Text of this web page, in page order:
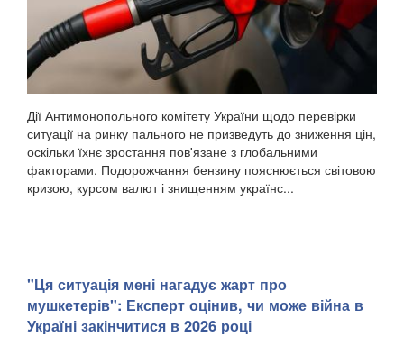
Дії Антимонопольного комітету України щодо перевірки
ситуації на ринку пального не призведуть до зниження цін,
оскільки їхнє зростання пов'язане з глобальними
факторами. Подорожчання бензину пояснюється світовою
кризою, курсом валют і знищенням українс...
"Ця ситуація мені нагадує жарт про
мушкетерів": Експерт оцінив, чи може війна в
Україні закінчитися в 2026 році